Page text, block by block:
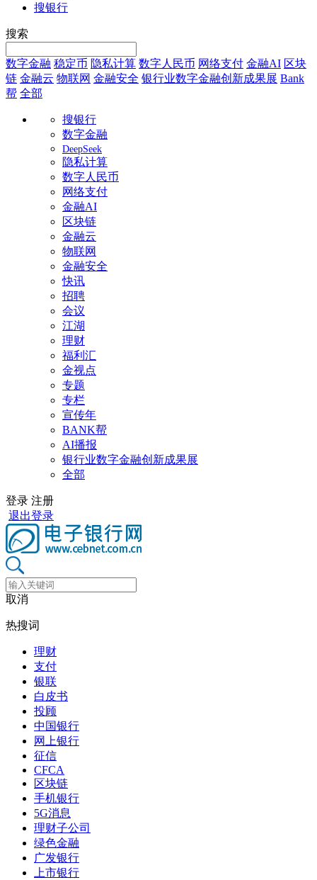
搜银行
搜索
数字金融 稳定币 隐私计算 数字人民币 网络支付 金融AI 区块
链 金融云 物联网 金融安全 银行业数字金融创新成果展 Bank
帮 全部
搜银行
数字金融
DeepSeek
隐私计算
数字人民币
网络支付
金融AI
区块链
金融云
物联网
金融安全
快讯
招聘
会议
江湖
理财
福利汇
金视点
专题
专栏
宣传年
BANK帮
AI播报
银行业数字金融创新成果展
全部
登录 注册
退出登录
取消
热搜词
理财
支付
银联
白皮书
投顾
中国银行
网上银行
征信
CFCA
区块链
手机银行
5G消息
理财子公司
绿色金融
广发银行
上市银行